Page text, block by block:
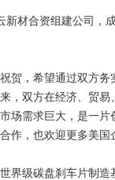
材合资组建公司，
，希望通过双方务
，双方在经济、贸
场需求巨大，是一
作，也欢迎更多美国
级碳盘刹车片制造